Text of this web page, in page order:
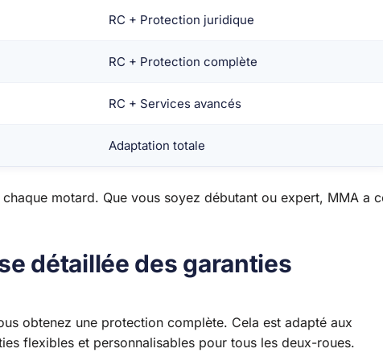
RC + Protection juridique
RC + Protection complète
RC + Services avancés
Adaptation totale
motard. Que vous soyez débutant ou expert, MMA a
détaillée des garanties
obtenez une protection complète. Cela est adapté aux
flexibles et personnalisables pour tous les deux-roues.